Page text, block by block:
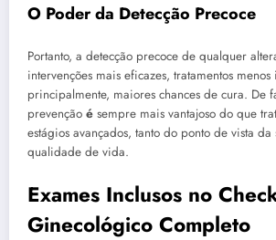
O Poder da Detecção Precoce
Portanto, a detecção precoce de qualquer
intervenções mais eficazes, tratamentos menos
principalmente, maiores chances de cura. De
prevenção é sempre mais vantajoso do que
estágios avançados, tanto do ponto de vista
qualidade de vida.
Exames Inclusos no
Ginecológico Completo